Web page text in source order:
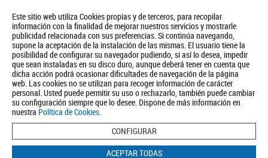
Este sitio web utiliza Cookies propias y de terceros, para recopilar
información con la finalidad de mejorar nuestros servicios y mostrarle
publicidad relacionada con sus preferencias. Si continúa navegando,
supone la aceptación de la instalación de las mismas. El usuario tiene la
posibilidad de configurar su navegador pudiendo, si así lo desea, impedir
que sean instaladas en su disco duro, aunque deberá tener en cuenta que
dicha acción podrá ocasionar dificultades de navegación de la página
web. Las cookies no se utilizan para recoger información de carácter
personal. Usted puede permitir su uso o rechazarlo, también puede cambiar
su configuración siempre que lo desee. Dispone de más información en
nuestra Política de Cookies.
CONFIGURAR
ACEPTAR TODAS
Quiénes somos Turismo Política de Privacidad Aviso Legal
Política de Cookies
BUSCAR